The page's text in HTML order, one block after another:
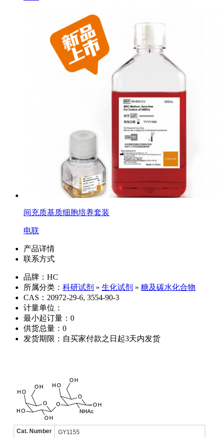
间充质基质细胞培养套装
电联
产品详情
联系方式
品牌：HC
所属分类： 科研试剂 » 生化试剂 » 糖及碳水化合物
CAS：20972-29-6, 3554-90-3
计量单位：
最小起订量：0
供货总量：0
发货期限：自买家付款之日起3天内发货
Cat. Number
GY1155